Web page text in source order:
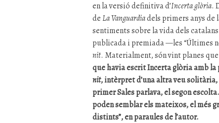
en la versió definitiva d’Incerta glòria.
deLa Vanguardiadels primers anys de
sentiments sobre la vida dels
publicada i premiada —les “Últimes
nit. Materialment, són vint planes
que havia escrit Incerta glòria amb la
nit, intèrpret d’una altra veu
primer Sales parlava, el segon
poden semblar els mateixos, el més
distints”, en paraules de l’autor.